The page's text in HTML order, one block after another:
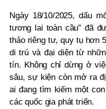
Ngày 18/10/2025, dấu
tương lai toàn cầu” đã
thảo riêng tư, quy tụ hơn
di trú và đại diện từ
tín. Không chỉ dừng ở
sâu, sự kiện còn mở ra
ai đang tìm kiếm một
các quốc gia phát triển.